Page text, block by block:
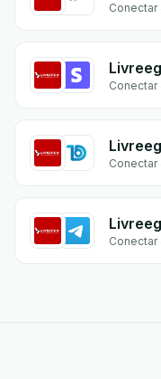
Conectar
Conectar
Conectar
Conectar